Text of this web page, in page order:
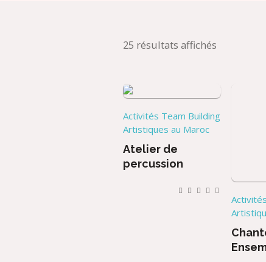
25 résultats affichés
Activités Team Building
Artistiques au Maroc
Atelier de
percussion